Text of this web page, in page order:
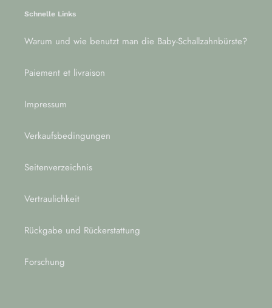
Schnelle Links
Warum und wie benutzt man die Baby-Schallzahnbürste?
Paiement et livraison
Impressum
Verkaufsbedingungen
Seitenverzeichnis
Vertraulichkeit
Rückgabe und Rückerstattung
Forschung